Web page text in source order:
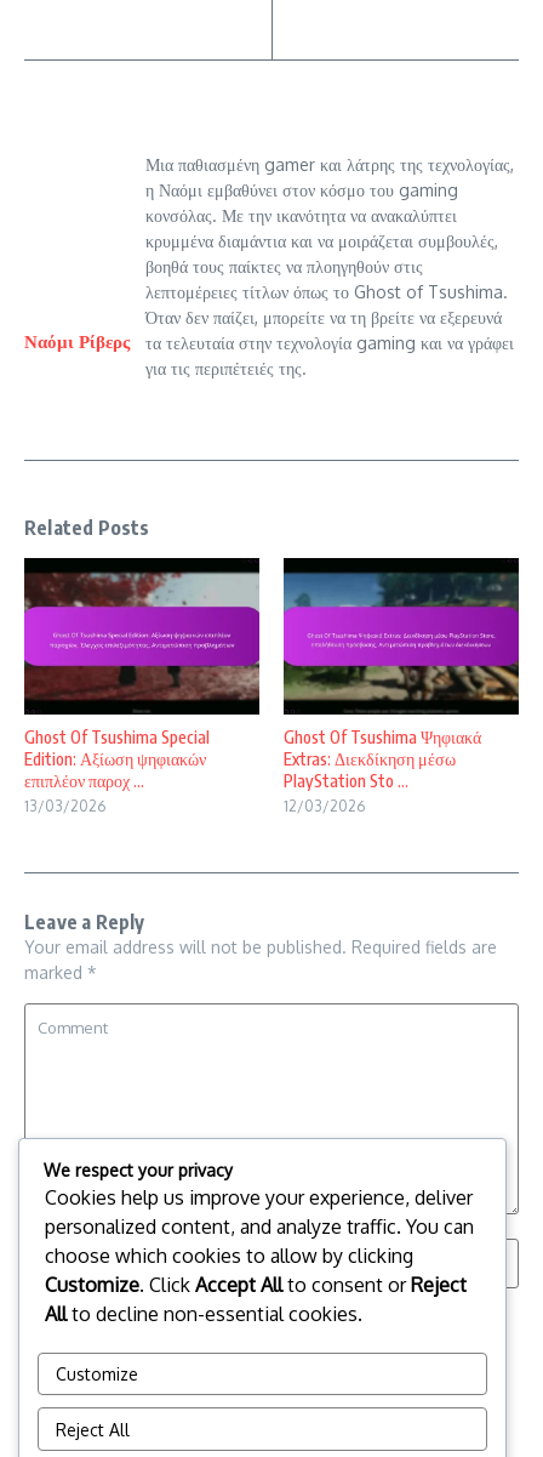
Ναόμι Ρίβερς
Μια παθιασμένη gamer και λάτρης της τεχνολογίας,
η Ναόμι εμβαθύνει στον κόσμο του gaming
κονσόλας. Με την ικανότητα να ανακαλύπτει
κρυμμένα διαμάντια και να μοιράζεται συμβουλές,
βοηθά τους παίκτες να πλοηγηθούν στις
λεπτομέρειες τίτλων όπως το Ghost of Tsushima.
Όταν δεν παίζει, μπορείτε να τη βρείτε να εξερευνά
τα τελευταία στην τεχνολογία gaming και να γράφει
για τις περιπέτειές της.
Related Posts
Ghost Of Tsushima Special
Edition: Αξίωση ψηφιακών
επιπλέον παροχ ...
13/03/2026
Ghost Of Tsushima Ψηφιακά
Extras: Διεκδίκηση μέσω
PlayStation Sto ...
12/03/2026
Leave a Reply
Your email address will not be published. Required fields are
marked *
Save my name, email, and website in this browser for the
We respect your privacy
Cookies help us improve your experience, deliver
personalized content, and analyze traffic. You can
choose which cookies to allow by clicking
Customize. Click Accept Allto consent orReject
Allto decline non-essential cookies.
Customize
Reject All